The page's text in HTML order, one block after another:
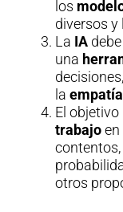
los
diversos y
La IA
una
la empatía
El objetivo
trabajoen
otros